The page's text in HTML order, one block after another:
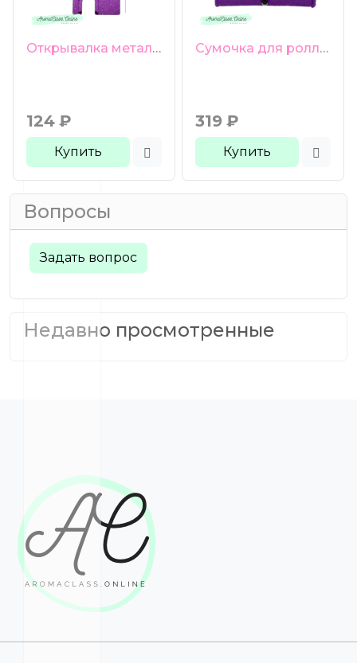
Открывалка металлическая фиолетовая
124 ₽
Купить
Сумочка для роллеров 6 ячеек фиолетовая
319 ₽
Купить
Вопросы
Задать вопрос
Недавно просмотренные